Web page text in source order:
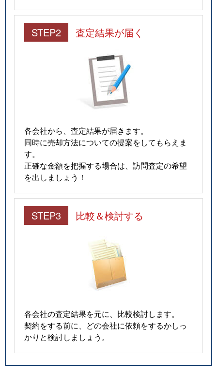
STEP2 査定結果が届く
各会社から、査定結果が届きます。
同時に売却方法についての提案をしてもらえま
す。
正確な金額を把握する場合は、訪問査定の希望
を出しましょう！
STEP3 比較＆検討する
各会社の査定結果を元に、比較検討します。
契約をする前に、どの会社に依頼をするかしっ
かりと検討しましょう。